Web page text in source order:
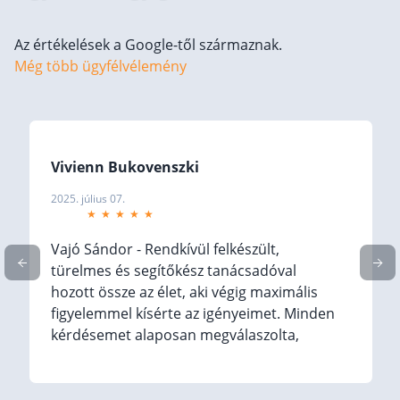
Állampapír
Részvény vásárlás
ETF
Gyermek megtakarítás
Babakötvény kisokos 👶
Lakástakarék
Vállalkozói hitel
Az értékelések a Google-től származnak.
Még több ügyfélvélemény
Vivienn Bukovenszki
2025. július 07.
Vajó Sándor - Rendkívül felkészült,
türelmes és segítőkész tanácsadóval
hozott össze az élet, aki végig maximális
figyelemmel kísérte az igényeimet. Minden
kérdésemet alaposan megválaszolta,